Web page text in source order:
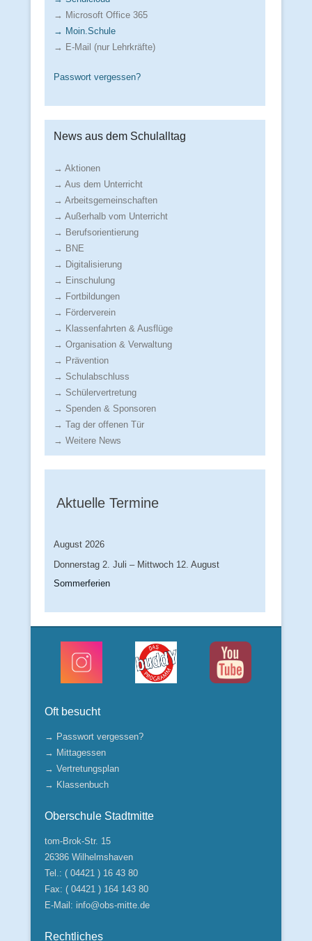
→ Microsoft Office 365
→ Moin.Schule
→ E-Mail (nur Lehrkräfte)
Passwort vergessen?
News aus dem Schulalltag
→ Aktionen
→ Aus dem Unterricht
→ Arbeitsgemeinschaften
→ Außerhalb vom Unterricht
→ Berufsorientierung
→ BNE
→ Digitalisierung
→ Einschulung
→ Fortbildungen
→ Förderverein
→ Klassenfahrten & Ausflüge
→ Organisation & Verwaltung
→ Prävention
→ Schulabschluss
→ Schülervertretung
→ Spenden & Sponsoren
→ Tag der offenen Tür
→ Weitere News
Aktuelle Termine
August 2026
Donnerstag 2. Juli – Mittwoch 12. August
Sommerferien
Oft besucht
→ Passwort vergessen?
→ Mittagessen
→ Vertretungsplan
→ Klassenbuch
Oberschule Stadtmitte
tom-Brok-Str. 15
26386 Wilhelmshaven
Tel.: ( 04421 ) 16 43 80
Fax: ( 04421 ) 164 143 80
E-Mail: info@obs-mitte.de
Rechtliches